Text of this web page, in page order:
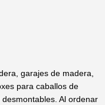
garajes de madera,
para caballos de
Al ordenar